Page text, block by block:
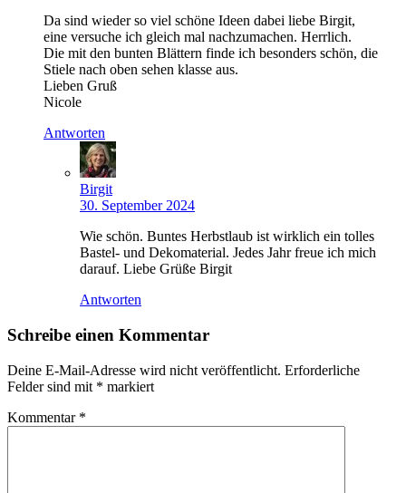
Da sind wieder so viel schöne Ideen dabei liebe Birgit,
eine versuche ich gleich mal nachzumachen. Herrlich.
Die mit den bunten Blättern finde ich besonders schön, die
Stiele nach oben sehen klasse aus.
Lieben Gruß
Nicole
Antworten
Birgit
30. September 2024
Wie schön. Buntes Herbstlaub ist wirklich ein tolles
Bastel- und Dekomaterial. Jedes Jahr freue ich mich
darauf. Liebe Grüße Birgit
Antworten
Schreibe einen Kommentar
Deine E-Mail-Adresse wird nicht veröffentlicht. Erforderliche
Felder sind mit * markiert
Kommentar *